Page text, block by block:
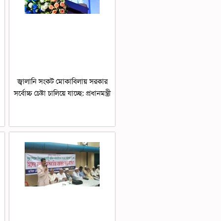
জ্বালানি সংকট মোকাবিলায় সরকার
সর্বোচ্চ চেষ্টা চালিয়ে যাচ্ছে: প্রধানমন্ত্রী